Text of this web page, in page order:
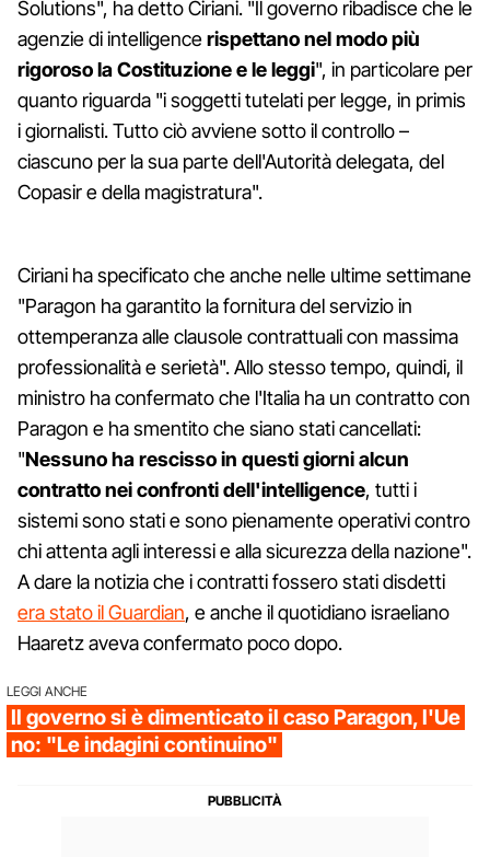
Solutions", ha detto Ciriani. "Il governo ribadisce che le
agenzie di intelligencerispettano nel modo più
rigoroso la Costituzione e le leggi", in particolare per
quanto riguarda "i soggetti tutelati per legge, in primis
i giornalisti. Tutto ciò avviene sotto il controllo –
ciascuno per la sua parte dell'Autorità delegata, del
Copasir e della magistratura".
Ciriani ha specificato che anche nelle ultime settimane
"Paragon ha garantito la fornitura del servizio in
ottemperanza alle clausole contrattuali con massima
professionalità e serietà". Allo stesso tempo, quindi, il
ministro ha confermato che l'Italia ha un contratto con
Paragon e ha smentito che siano stati cancellati:
"Nessuno ha rescisso in questi giorni alcun
contratto nei confronti dell'intelligence, tutti i
sistemi sono stati e sono pienamente operativi contro
chi attenta agli interessi e alla sicurezza della nazione".
A dare la notizia che i contratti fossero stati disdetti
era stato il Guardian, e anche il quotidiano israeliano
Haaretz aveva confermato poco dopo.
LEGGI ANCHE
Il governo si è dimenticato il caso Paragon, l'Ue
no: "Le indagini continuino"